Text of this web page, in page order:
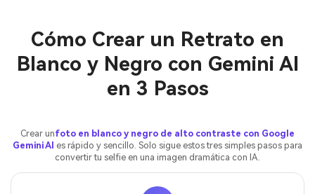
Cómo Crear un Retrato en
Blanco y Negro con Gemini AI
en 3 Pasos
Crear unfoto en blanco y negro de alto contraste con Google
Gemini AI es rápido y sencillo. Solo sigue estos tres simples pasos para
convertir tu selfie en una imagen dramática con IA.